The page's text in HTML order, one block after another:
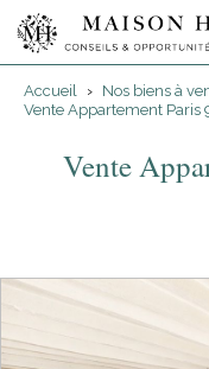
Accueil › Nos biens à
Vente Appartement Paris
Vente